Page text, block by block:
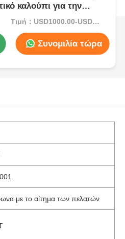
καλούπι για την
Τιμή：USD1000.00-USD5000.00
Συνομιλία τώρα
με το αίτημα των πελατών